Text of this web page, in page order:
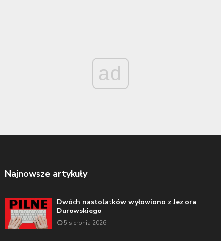
ad
Najnowsze artykuły
Dwóch nastolatków wyłowiono z Jeziora
Durowskiego
5 sierpnia 2026